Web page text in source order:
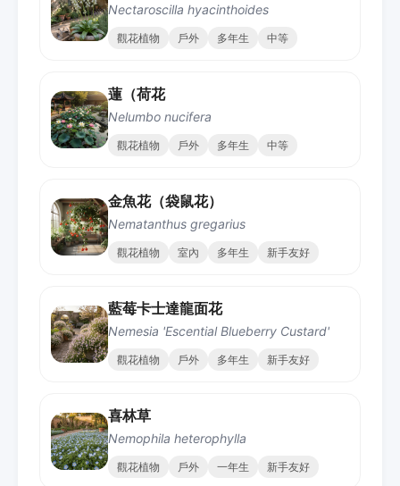
Nectaroscilla hyacinthoides
觀花植物 戶外 多年生 中等
蓮（荷花
Nelumbo nucifera
觀花植物 戶外 多年生 中等
金魚花（袋鼠花）
Nematanthus gregarius
觀花植物 室內 多年生 新手友好
藍莓卡士達龍面花
Nemesia 'Escential Blueberry Custard'
觀花植物 戶外 多年生 新手友好
喜林草
Nemophila heterophylla
觀花植物 戶外 一年生 新手友好